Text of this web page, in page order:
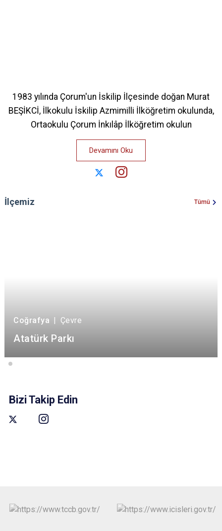
1983 yılında Çorum'un İskilip İlçesinde doğan Murat
BEŞİKCİ, İlkokulu İskilip Azmimilli İlköğretim okulunda,
Ortaokulu Çorum İnkılâp İlköğretim okulun
Devamını Oku
İlçemiz Tümü
Coğrafya | Çevre
Atatürk Parkı
Bizi Takip Edin